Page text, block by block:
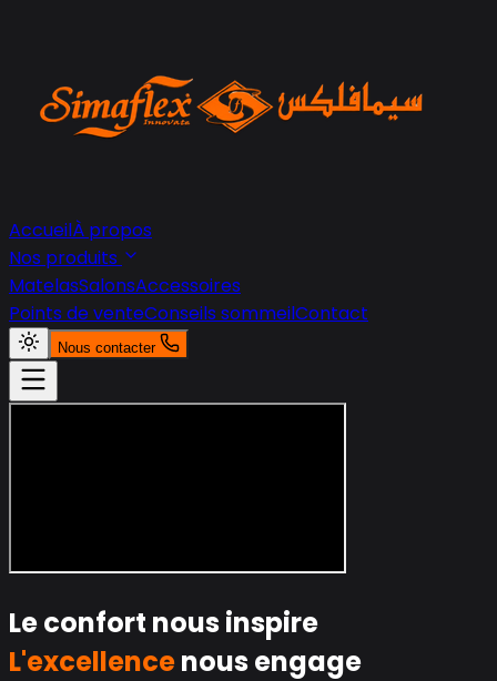
AccueilÀ propos
Nos produits
MatelasSalonsAccessoires
Points de venteConseils sommeilContact
Nous contacter
Le confort nous inspire
L'excellencenous engage